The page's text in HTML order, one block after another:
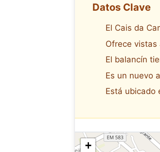
Datos Clave
El Cais da
Ofrece vistas
El balancín
Es un nuevo
Está ubicado
+